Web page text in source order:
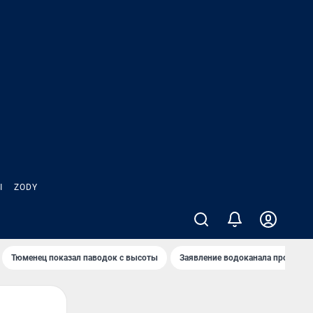
ZODY
Тюменец показал паводок с высоты Заявление водоканала про